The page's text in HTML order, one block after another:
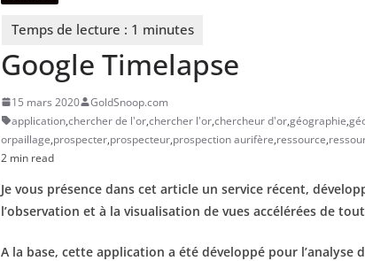
Google Timelapse
15 mars 2020
GoldSnoop.com
application,chercher de l'or,chercher l'or,chercheur d'or,géographie,
orpaillage,prospecter,prospecteur,prospection aurifère,ressource,
2 min read
Je vous présence dans cet article un service récent,
l’observation et à la visualisation de vues accélérées de
A la base, cette application a été développé pour